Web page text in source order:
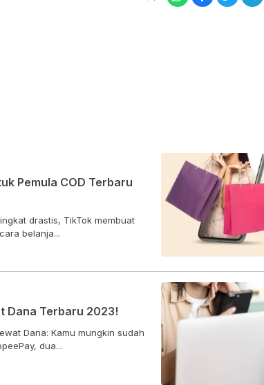
Pemula COD Terbaru
drastis, TikTok membuat
belanja...
Dana Terbaru 2023!
Dana: Kamu mungkin sudah
dua...